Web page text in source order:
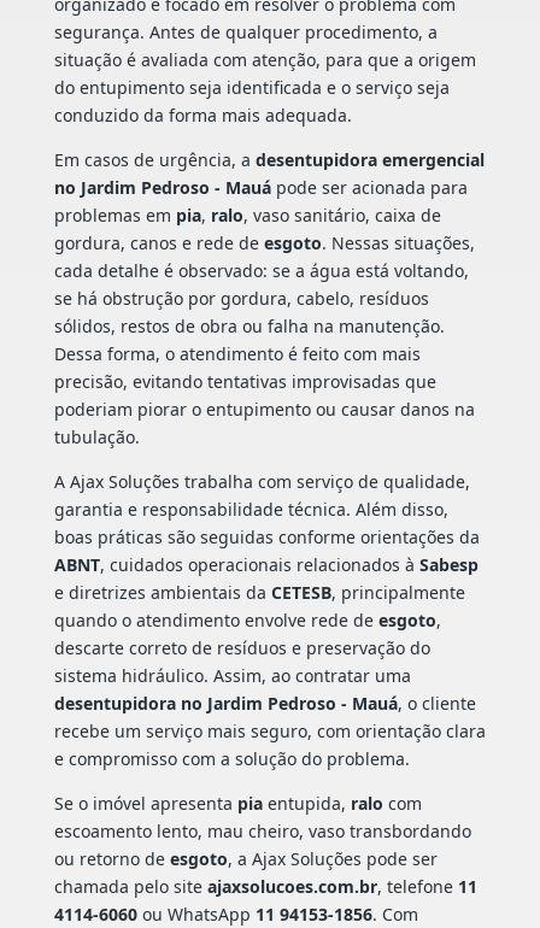
segurança. Antes de qualquer procedimento, a
situação é avaliada com atenção, para que a origem
do entupimento seja identificada e o serviço seja
conduzido da forma mais adequada.
Em casos de urgência, a desentupidora emergencial
no Jardim Pedroso - Mauápode ser acionada para
problemas em pia, ralo, vaso sanitário, caixa de
gordura, canos e rede de esgoto. Nessas situações,
cada detalhe é observado: se a água está voltando,
se há obstrução por gordura, cabelo, resíduos
sólidos, restos de obra ou falha na manutenção.
Dessa forma, o atendimento é feito com mais
precisão, evitando tentativas improvisadas que
poderiam piorar o entupimento ou causar danos na
tubulação.
A Ajax Soluções trabalha com serviço de qualidade,
garantia e responsabilidade técnica. Além disso,
boas práticas são seguidas conforme orientações da
ABNT, cuidados operacionais relacionados à Sabesp
e diretrizes ambientais da CETESB, principalmente
quando o atendimento envolve rede de esgoto,
descarte correto de resíduos e preservação do
sistema hidráulico. Assim, ao contratar uma
desentupidora no Jardim Pedroso - Mauá, o cliente
recebe um serviço mais seguro, com orientação clara
e compromisso com a solução do problema.
Se o imóvel apresenta piaentupida, ralo com
escoamento lento, mau cheiro, vaso transbordando
ou retorno de esgoto, a Ajax Soluções pode ser
chamada pelo site ajaxsolucoes.com.br, telefone 11
4114-6060ou WhatsApp 11 94153-1856. Com